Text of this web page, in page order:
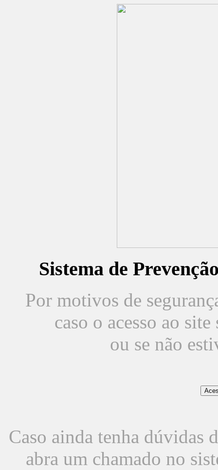
Sistema de
Por motivos de
caso o acesso ao
ou se não
Caso ainda tenha dúvidas
abra um chamado no